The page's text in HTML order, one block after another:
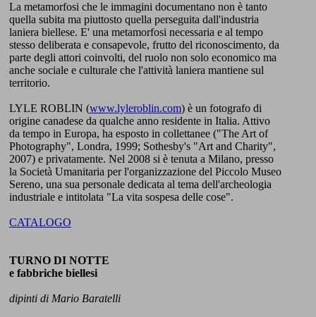
La metamorfosi che le immagini documentano non è tanto
quella subita ma piuttosto quella perseguita dall'industria
laniera biellese. E' una metamorfosi necessaria e al tempo
stesso deliberata e consapevole, frutto del riconoscimento, da
parte degli attori coinvolti, del ruolo non solo economico ma
anche sociale e culturale che l'attività laniera mantiene sul
territorio.
LYLE ROBLIN (www.lyleroblin.com) è un fotografo di
origine canadese da qualche anno residente in Italia. Attivo
da tempo in Europa, ha esposto in collettanee ("The Art of
Photography", Londra, 1999; Sothesby's "Art and Charity",
2007) e privatamente. Nel 2008 si è tenuta a Milano, presso
la Società Umanitaria per l'organizzazione del Piccolo Museo
Sereno, una sua personale dedicata al tema dell'archeologia
industriale e intitolata "La vita sospesa delle cose".
CATALOGO
TURNO DI NOTTE
e fabbriche biellesi
dipinti di Mario Baratelli